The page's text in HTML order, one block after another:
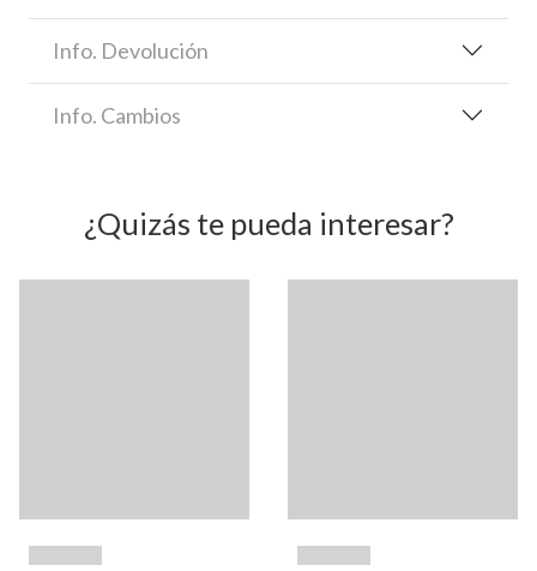
Info. Devolución
Info. Cambios
¿Quizás te pueda interesar?